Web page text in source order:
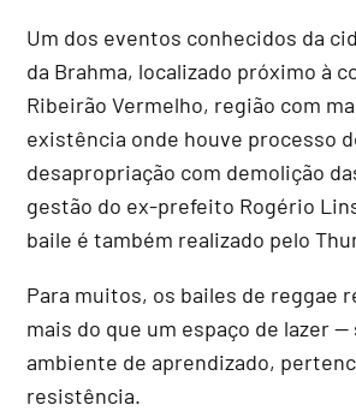
Um dos eventos conhecidos da
da Brahma, localizado próximo à
Ribeirão Vermelho, região com
existência onde houve processo
desapropriação com demolição
gestão do ex-prefeito Rogério
baile é também realizado pelo
Para muitos, os bailes de reggae
mais do que um espaço de lazer —
ambiente de aprendizado,
resistência.